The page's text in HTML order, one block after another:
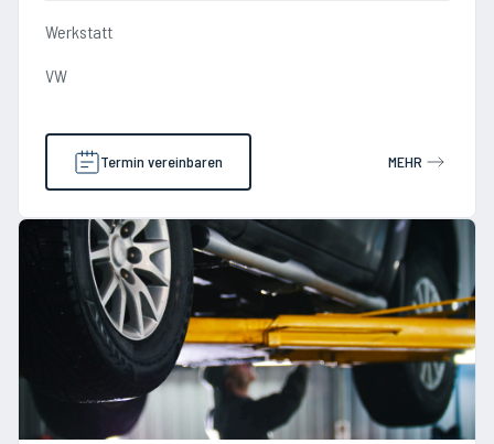
Werkstatt
VW
Termin vereinbaren MEHR